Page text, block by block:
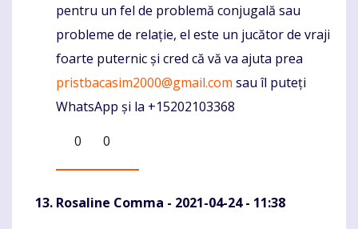
pentru un fel de problemă conjugală sau
probleme de relație, el este un jucător de vraji
foarte puternic și cred că vă va ajuta prea
pristbacasim2000@gmail.com sau îl puteți
WhatsApp și la +15202103368
0
0
Rosaline Comma - 2021-04-24 - 11:38